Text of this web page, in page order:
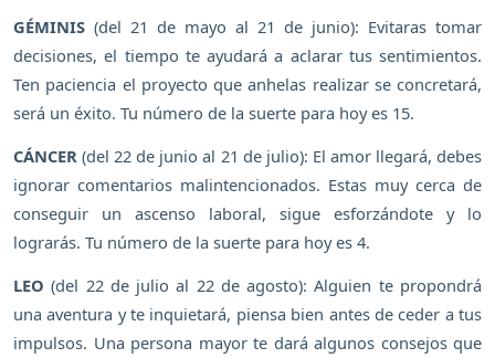
GÉMINIS (del 21 de mayo al 21 de junio): Evitaras tomar
decisiones, el tiempo te ayudará a aclarar tus sentimientos.
Ten paciencia el proyecto que anhelas realizar se concretará,
será un éxito. Tu número de la suerte para hoy es 15.
CÁNCER (del 22 de junio al 21 de julio): El amor llegará, debes
ignorar comentarios malintencionados. Estas muy cerca de
conseguir un ascenso laboral, sigue esforzándote y lo
lograrás. Tu número de la suerte para hoy es 4.
LEO (del 22 de julio al 22 de agosto): Alguien te propondrá
una aventura y te inquietará, piensa bien antes de ceder a tus
impulsos. Una persona mayor te dará algunos consejos que